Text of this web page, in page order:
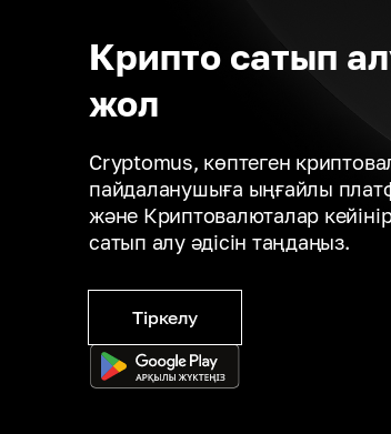
Крипто сатып
жол
Cryptomus, көптеген
пайдаланушыға ыңғайлы
және Криптовалюталар
сатып алу әдісін таңдаңыз.
Тіркелу